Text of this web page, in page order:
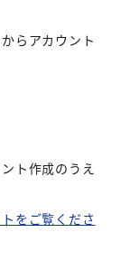
らアカウント
ト作成のうえ
をご覧くださ